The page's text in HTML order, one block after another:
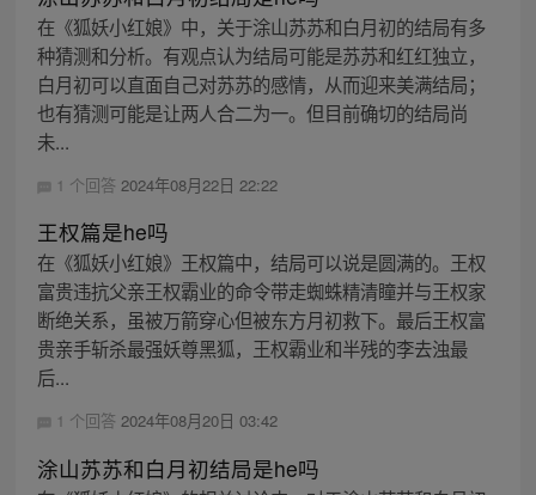
在《狐妖小红娘》中，关于涂山苏苏和白月初的结局有多
种猜测和分析。有观点认为结局可能是苏苏和红红独立，
白月初可以直面自己对苏苏的感情，从而迎来美满结局；
也有猜测可能是让两人合二为一。但目前确切的结局尚
未...
1 个回答 2024年08月22日 22:22
王权篇是he吗
在《狐妖小红娘》王权篇中，结局可以说是圆满的。王权
富贵违抗父亲王权霸业的命令带走蜘蛛精清瞳并与王权家
断绝关系，虽被万箭穿心但被东方月初救下。最后王权富
贵亲手斩杀最强妖尊黑狐，王权霸业和半残的李去浊最
后...
1 个回答 2024年08月20日 03:42
涂山苏苏和白月初结局是he吗